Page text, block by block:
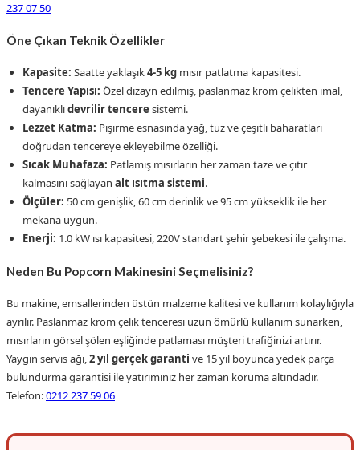
237 07 50
Öne Çıkan Teknik Özellikler
Kapasite: Saatte yaklaşık4-5 kg mısır patlatma kapasitesi.
Tencere Yapısı: Özel dizayn edilmiş, paslanmaz krom çelikten imal,
dayanıklıdevrilir tencere sistemi.
Lezzet Katma: Pişirme esnasında yağ, tuz ve çeşitli baharatları
doğrudan tencereye ekleyebilme özelliği.
Sıcak Muhafaza: Patlamış mısırların her zaman taze ve çıtır
kalmasını sağlayan alt ısıtma sistemi.
Ölçüler: 50 cm genişlik, 60 cm derinlik ve 95 cm yükseklik ile her
mekana uygun.
Enerji: 1.0 kW ısı kapasitesi, 220V standart şehir şebekesi ile çalışma.
Neden Bu Popcorn Makinesini Seçmelisiniz?
Bu makine, emsallerinden üstün malzeme kalitesi ve kullanım kolaylığıyla
ayrılır. Paslanmaz krom çelik tenceresi uzun ömürlü kullanım sunarken,
mısırların görsel şölen eşliğinde patlaması müşteri trafiğinizi artırır.
Yaygın servis ağı,2 yıl gerçek garanti ve 15 yıl boyunca yedek parça
bulundurma garantisi ile yatırımınız her zaman koruma altındadır.
Telefon:0212 237 59 06